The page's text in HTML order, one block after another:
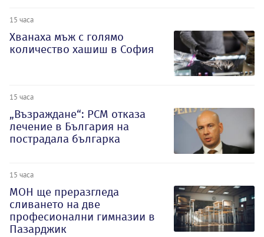
15 часа
Хванаха мъж с голямо
количество хашиш в София
15 часа
„Възраждане“: РСМ отказа
лечение в България на
пострадала българка
15 часа
МОН ще преразгледа
сливането на две
професионални гимназии в
Пазарджик